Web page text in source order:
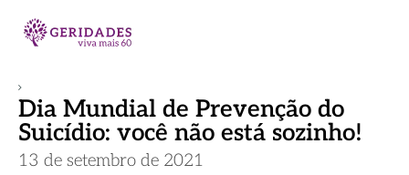
Dia Mundial de Prevenção do
Suicídio: você não está sozinho!
13 de setembro de 2021